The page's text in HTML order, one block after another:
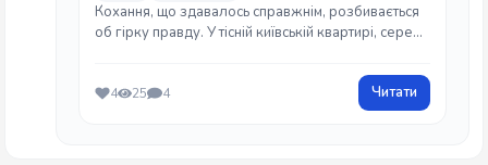
Кохання, що здавалось справжнім, розбивається
об гірку правду. У тісній київській квартирі, серед
тим, чого не чекали від себе й одне від одного. І
від новорічної ночі лишається тільки порожнеча.
4 25 4 Читати